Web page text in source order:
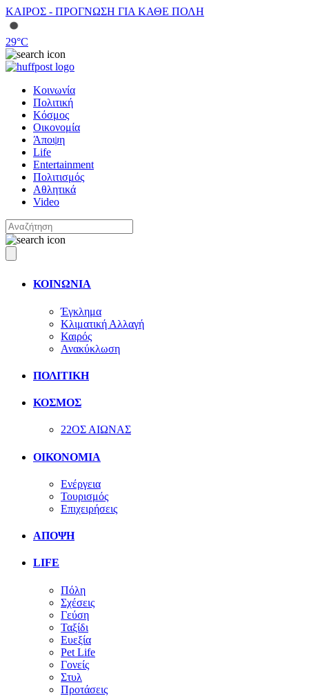
ΚΑΙΡΟΣ - ΠΡΟΓΝΩΣΗ ΓΙΑ ΚΑΘΕ ΠΟΛΗ
29°C
Κοινωνία
Πολιτική
Κόσμος
Οικονομία
Άποψη
Life
Entertainment
Πολιτισμός
Αθλητικά
Video
ΚΟΙΝΩΝΙΑ
Έγκλημα
Κλιματική Αλλαγή
Καιρός
Ανακύκλωση
ΠΟΛΙΤΙΚΗ
ΚΟΣΜΟΣ
22ΟΣ ΑΙΩΝΑΣ
ΟΙΚΟΝΟΜΙΑ
Ενέργεια
Τουρισμός
Επιχειρήσεις
ΑΠΟΨΗ
LIFE
Πόλη
Σχέσεις
Γεύση
Ταξίδι
Ευεξία
Pet Life
Γονείς
Στυλ
Προτάσεις